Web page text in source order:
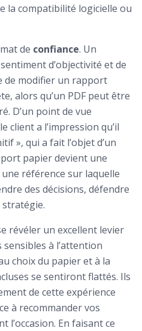
la compatibilité logicielle ou
de confiance. Un
d’objectivité et de
de modifier un rapport
alors qu’un PDF peut être
D’un point de vue
client a l’impression qu’il
», qui a fait l’objet d’un
papier devient une
référence sur laquelle
des décisions, défendre
révéler un excellent levier
sensibles à l’attention
choix du papier et à la
se sentiront flattés. Ils
de cette expérience
à recommander vos
l’occasion. En faisant ce